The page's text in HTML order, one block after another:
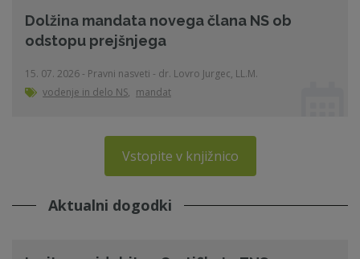
Dolžina mandata novega člana NS ob
odstopu prejšnjega
15. 07. 2026 - Pravni nasveti - dr. Lovro Jurgec, LL.M.
vodenje in delo NS, mandat
Vstopite v knjižnico
Aktualni dogodki